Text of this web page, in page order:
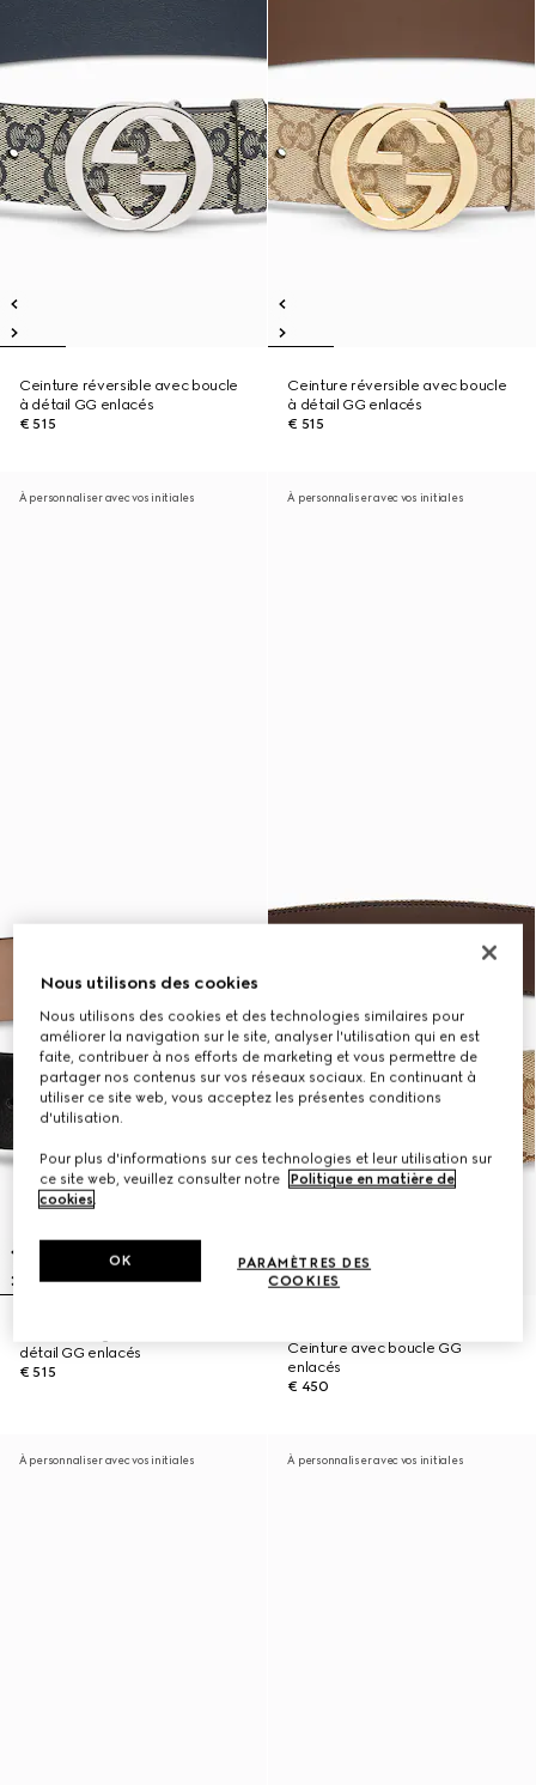
Ceinture réversible avec boucle
à détail GG enlacés
€ 515
Ceinture réversible avec boucle
à détail GG enlacés
€ 515
À personnaliser avec vos initiales
détail GG enlacés
€ 515
À personnaliser avec vos initiales
Ceinture avec boucle GG
enlacés
€ 450
À personnaliser avec vos initiales À personnaliser avec vos initiales
Nous utilisons des cookies
Nous utilisons des cookies et des technologies similaires pour
améliorer la navigation sur le site, analyser l'utilisation qui en est
faite, contribuer à nos efforts de marketing et vous permettre de
partager nos contenus sur vos réseaux sociaux. En continuant à
utiliser ce site web, vous acceptez les présentes conditions
d'utilisation.
Pour plus d'informations sur ces technologies et leur utilisation sur
ce site web, veuillez consulter notre
Politique en matière de
cookies.
PARAMÈTRES DES
COOKIES
OK